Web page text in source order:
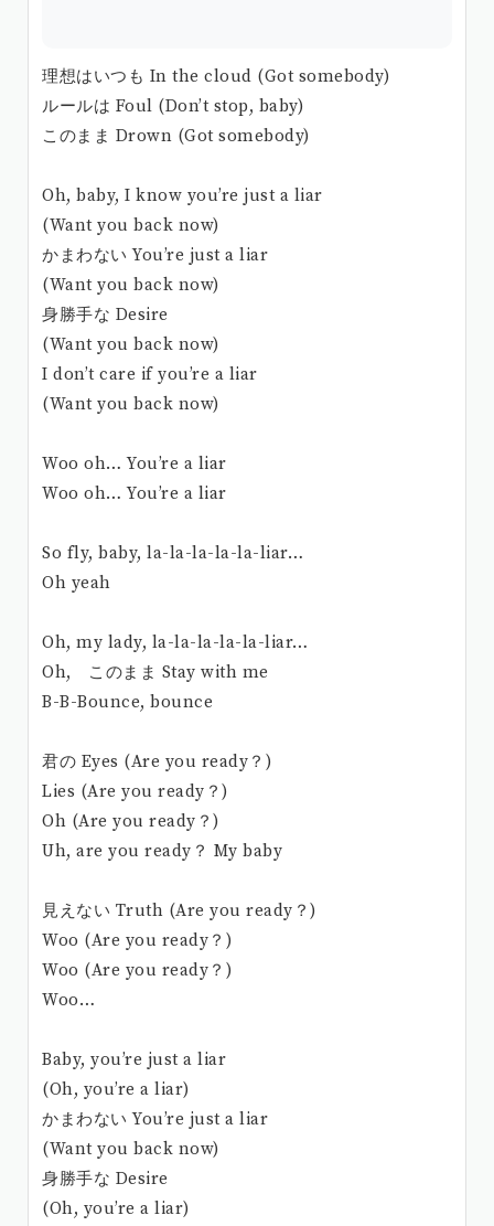
理想はいつも In the cloud (Got somebody)
ルールは Foul (Don’t stop, baby)
このまま Drown (Got somebody)
Oh, baby, I know you’re just a liar
(Want you back now)
かまわない You’re just a liar
(Want you back now)
身勝手な Desire
(Want you back now)
I don’t care if you’re a liar
(Want you back now)
Woo oh… You’re a liar
Woo oh… You’re a liar
So fly, baby, la-la-la-la-la-liar…
Oh yeah
Oh, my lady, la-la-la-la-la-liar…
Oh, このまま Stay with me
B-B-Bounce, bounce
君の Eyes (Are you ready？)
Lies (Are you ready？)
Oh (Are you ready？)
Uh, are you ready？ My baby
見えない Truth (Are you ready？)
Woo (Are you ready？)
Woo (Are you ready？)
Woo…
Baby, you’re just a liar
(Oh, you’re a liar)
かまわない You’re just a liar
(Want you back now)
身勝手な Desire
(Oh, you’re a liar)